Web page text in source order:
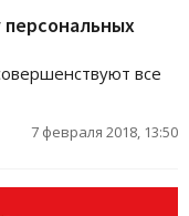
персональных
все
7 февраля 2018, 13:50